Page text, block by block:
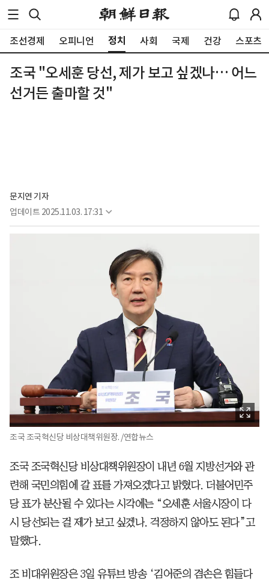
조선경제 오피니언 정치 사회 국제 건강 스포츠
조국 "오세훈 당선, 제가 보고 싶겠나… 어느
선거든 출마할 것"
문지연 기자
업데이트 2025.11.03. 17:31
조국 조국혁신당 비상대책위원장. /연합뉴스
조국 조국혁신당 비상대책위원장이 내년 6월 지방선거와 관
련해 국민의힘에 갈 표를 가져오겠다고 밝혔다. 더불어민주
당 표가 분산될 수 있다는 시각에는 “오세훈 서울시장이 다
시 당선되는 걸 제가 보고 싶겠나. 걱정하지 않아도 된다”고
말했다.
조 비대위원장은 3일 유튜브 방송 ‘김어준의 겸손은 힘들다